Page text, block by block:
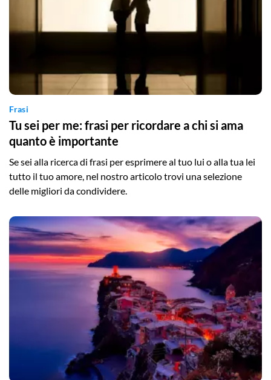
Frasi
Tu sei per me: frasi per ricordare a chi si ama
quanto è importante
Se sei alla ricerca di frasi per esprimere al tuo lui o alla tua lei
tutto il tuo amore, nel nostro articolo trovi una selezione
delle migliori da condividere.